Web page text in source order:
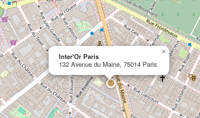
Inter'Or Paris
132 Avenue du Maine, 75014 Paris
×